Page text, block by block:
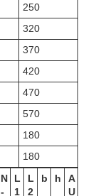
250
320
370
420
470
570
180
180
N
-
L
1
L
2
b h
A
U